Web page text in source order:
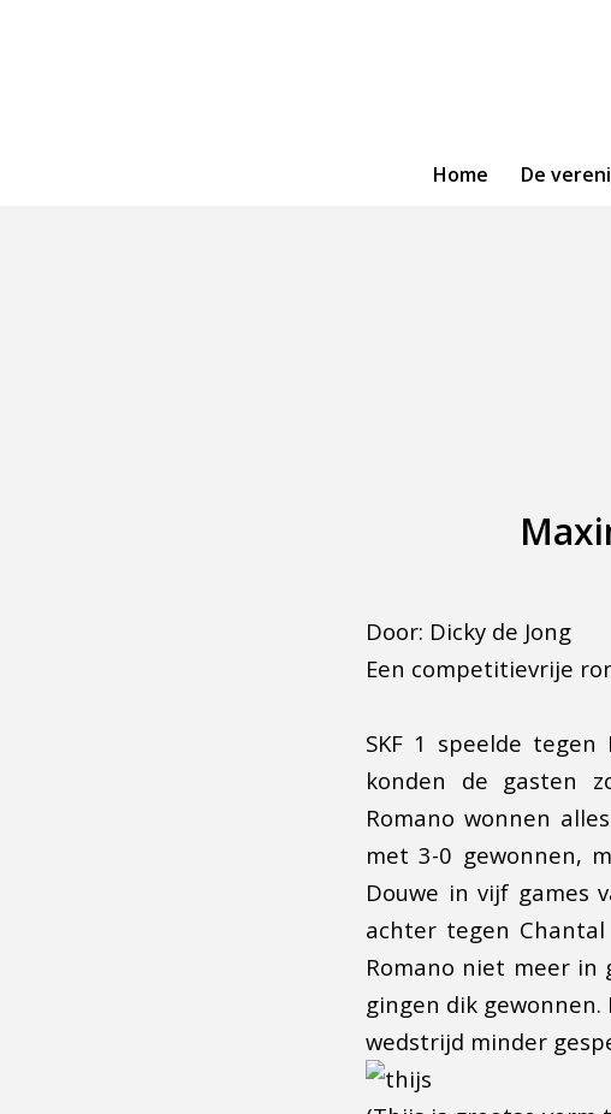
Home De
Door: Dicky de Jong
Een competitievrije
SKF 1 speelde
konden de gasten
Romano wonnen
met 3-0 gewonnen,
Douwe in vijf games
achter tegen
Romano niet meer in
gingen dik gewonnen.
wedstrijd minder